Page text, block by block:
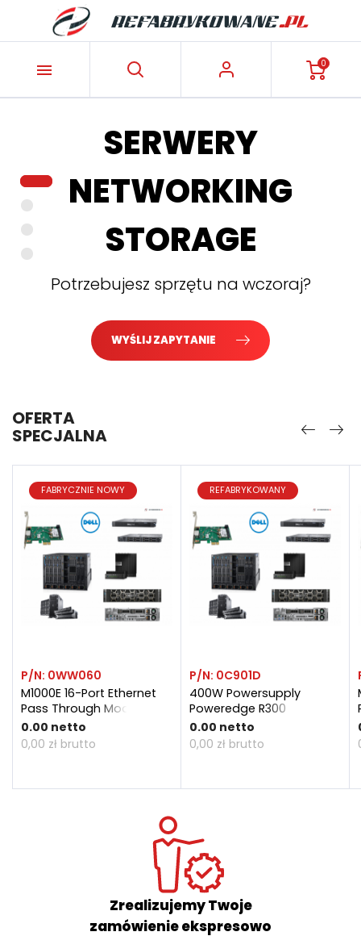
 0
SERWERY
NETWORKING
STORAGE
Potrzebujesz sprzętu na wczoraj?
WYŚLIJ ZAPYTANIE
OFERTA
SPECJALNA
P/N: 0WW060
M1000E 16-Port Ethernet
Pass Through Module
NEW
Cena
0.00 netto
0,00 zł brutto
FABRYCZNIE NOWY
P/N: 0C901D
400W Powersupply
Poweredge R300
Cena
0.00 netto
0,00 zł brutto
REFABRYKOWANY
Zrealizujemy Twoje
zamówienie ekspresowo